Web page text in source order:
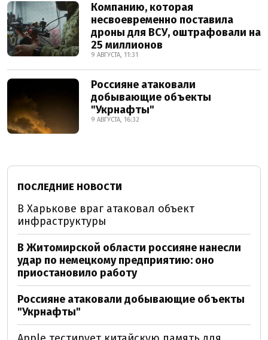
Компанию, которая
несвоевременно поставила
дроны для ВСУ, оштрафовали на
25 миллионов
9 АВГУСТА, 11:31
Россияне атаковали
добывающие объекты
"Укрнафты"
9 АВГУСТА, 16:32
ПОСЛЕДНИЕ НОВОСТИ
В Харькове враг атаковал объект
инфраструктуры
В Житомирской области россияне нанесли
удар по немецкому предприятию: оно
приостановило работу
Россияне атаковали добывающие объекты
"Укрнафты"